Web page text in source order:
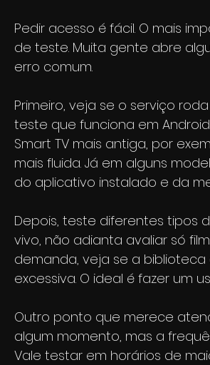
Pedir acesso é fácil. O mais
de teste. Muita gente abre
erro comum.
Primeiro, veja se o serviço
teste que funciona em
Smart TV mais antiga, por
mais fluida. Já em alguns
do aplicativo instalado e da
Depois, teste diferentes tipos
vivo, não adianta avaliar só
demanda, veja se a
excessiva. O ideal é fazer um
Outro ponto que merece
algum momento, mas a
Vale testar em horários de